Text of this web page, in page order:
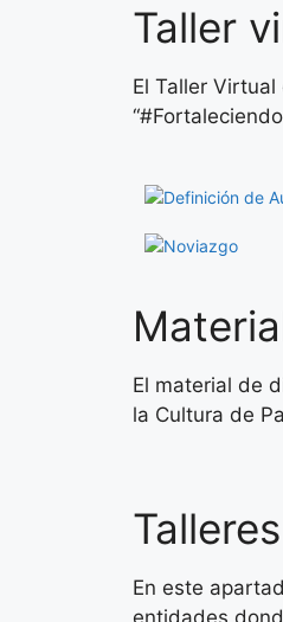
Taller
El Taller
El material de
la Cultura de
En este
entidades